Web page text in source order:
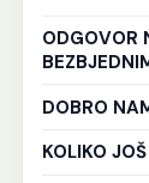
ODGOVOR
DOBRO
KOLIKO